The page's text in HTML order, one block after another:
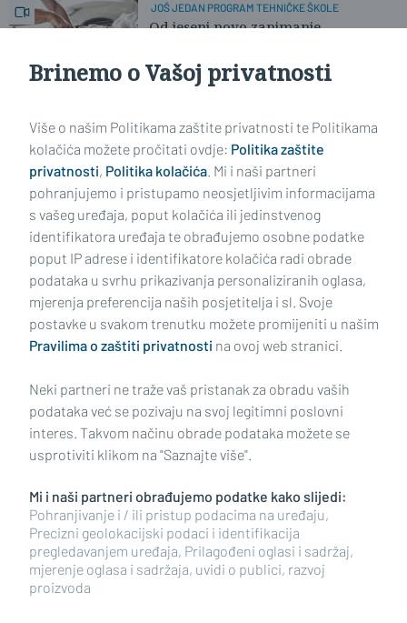
JOŠ JEDAN PROGRAM TEHNIČKE ŠKOLE
Od jeseni novo zanimanje
Period najvažnijih ispita u
dosadašnjem obrazovanju
Impressum Uvjeti korištenja Politika privatnosti
Politika kolačića Kontakt Pritužbe Suradnici
Oglašavanje
RUBRIKE
BRODSKO-POSAVSKA ŽUPANIJA
POŽEŠKO-SLAVONSKA ŽUPANIJA
Brinemo o Vašoj privatnosti
Više o našim Politikama zaštite privatnosti te Politikama
kolačića možete pročitati ovdje: Politika zaštite
privatnosti, Politika kolačića. Mi i naši partneri
pohranjujemo i pristupamo neosjetljivim informacijama
s vašeg uređaja, poput kolačića ili jedinstvenog
identifikatora uređaja te obrađujemo osobne podatke
poput IP adrese i identifikatore kolačića radi obrade
podataka u svrhu prikazivanja personaliziranih oglasa,
mjerenja preferencija naših posjetitelja i sl. Svoje
postavke u svakom trenutku možete promijeniti u našim
Pravilima o zaštiti privatnosti na ovoj web stranici.
Neki partneri ne traže vaš pristanak za obradu vaših
podataka već se pozivaju na svoj legitimni poslovni
interes. Takvom načinu obrade podataka možete se
usprotiviti klikom na "Saznajte više".
Mi i naši partneri obrađujemo podatke kako slijedi:
Pohranjivanje i / ili pristup podacima na uređaju,
Precizni geolokacijski podaci i identifikacija
pregledavanjem uređaja, Prilagođeni oglasi i sadržaj,
mjerenje oglasa i sadržaja, uvidi o publici, razvoj
proizvoda